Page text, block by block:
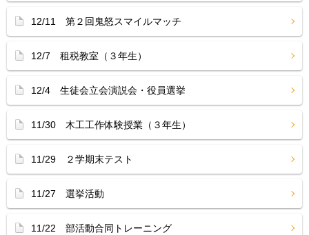
12/11 第２回鬼怒スマイルマッチ
12/7 租税教室（３年生）
12/4 生徒会立会演説会・役員選挙
11/30 木工工作体験授業（３年生）
11/29 ２学期末テスト
11/27 選挙活動
11/22 部活動合同トレーニング